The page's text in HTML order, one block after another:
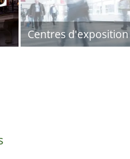
Centres d'exposition